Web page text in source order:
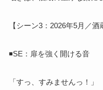
【シーン3：2026年5月／酒
◾️SE：扉を強く開ける音
「すっ、すみませんっ！」